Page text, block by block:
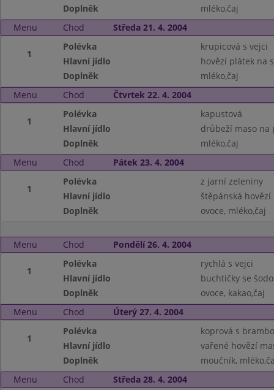
Doplněk
mléko,čaj
Menu
Chod Středa 21. 4. 2004
1
Polévka
krupicová s vejci
Hlavní jídlo
hovězí plátek na
Doplněk
mléko,čaj
Menu
Chod Čtvrtek 22. 4. 2004
1
Polévka
kapustová
Hlavní jídlo
drůbeží maso na
Doplněk
mléko,čaj
Menu
Chod Pátek 23. 4. 2004
1
Polévka
z jarní zeleniny
Hlavní jídlo
štěpánská hovězí
Doplněk
ovoce, mléko,čaj
Menu Chod Pondělí 26. 4. 2004
1
Polévka
rychlá s vejci
Hlavní jídlo
buchtičky se
Doplněk
ovoce, kakao,čaj
Menu
Chod Úterý 27. 4. 2004
1
Polévka
koprová s
Hlavní jídlo
vařené hovězí
Doplněk
moučník,
Menu
Chod Středa 28. 4. 2004